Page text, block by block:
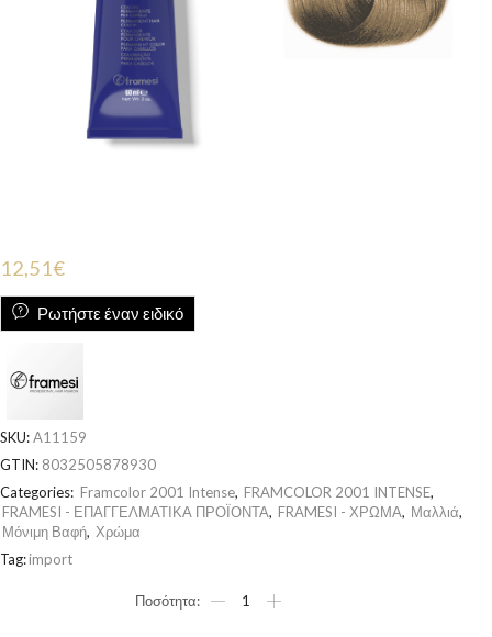
12,51€
Ρωτήστε έναν ειδικό
SKU:A11159
GTIN: 8032505878930
Categories: Framcolor 2001 Intense, FRAMCOLOR 2001 INTENSE,
FRAMESI - ΕΠΑΓΓΕΛΜΑΤΙΚΑ ΠΡΟΪΟΝΤΑ, FRAMESI - ΧΡΩΜΑ, Μαλλιά,
Μόνιμη Βαφή, Χρώμα
Tag:import